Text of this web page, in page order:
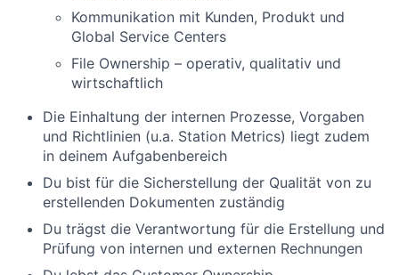
Kommunikation mit Kunden, Produkt und
Global Service Centers
File Ownership – operativ, qualitativ und
wirtschaftlich
Die Einhaltung der internen Prozesse, Vorgaben
und Richtlinien (u.a. Station Metrics) liegt zudem
in deinem Aufgabenbereich
Du bist für die Sicherstellung der Qualität von zu
erstellenden Dokumenten zuständig
Du trägst die Verantwortung für die Erstellung und
Prüfung von internen und externen Rechnungen